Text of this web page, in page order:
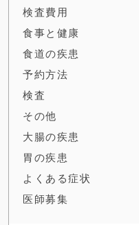
検査費用
食事と健康
食道の疾患
予約方法
検査
その他
大腸の疾患
胃の疾患
よくある症状
医師募集